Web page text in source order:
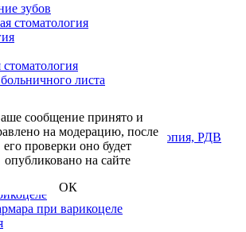
зубов
стоматология
стоматология
листа
реаниматология
хирургическая гистероскопия, РДВ
матки
влагалища
при варикоцеле
сообщение принято и
на модерацию, после
его проверки оно будет
опубликовано на сайте
ОК